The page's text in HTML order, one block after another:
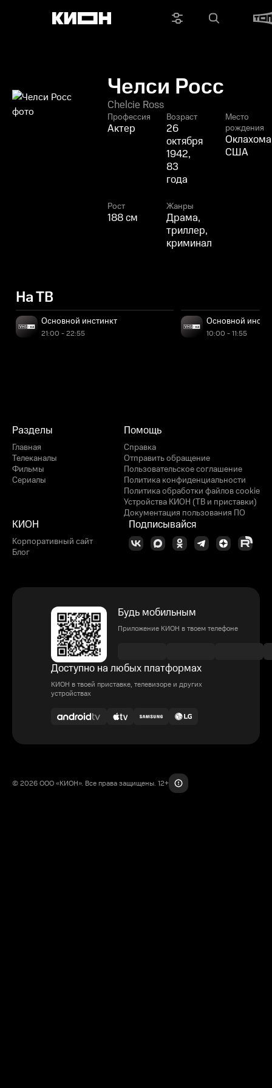
Челси Росс
Chelcie Ross
Профессия
Актер
Возраст
26
октября
1942,
83
года
Место
рождения
США
Рост
188 см
Жанры
Драма,
триллер,
криминал
На ТВ
Основной инстинкт
21:00 - 22:55
Основной
10:00 - 11:55
Разделы
Главная
Телеканалы
Фильмы
Сериалы
Помощь
Справка
Отправить обращение
Пользовательское соглашение
Политика конфиденциальности
Политика обработки файлов cookie
Устройства КИОН (ТВ и приставки)
Документация пользования ПО
КИОН
Корпоративный сайт
Блог
Подписывайся
Будь мобильным
Приложение КИОН в твоем телефоне
Доступно на любых платформах
КИОН в твоей приставке, телевизоре и других
устройствах
© 2026 ООО «КИОН». Все права защищены. 12+